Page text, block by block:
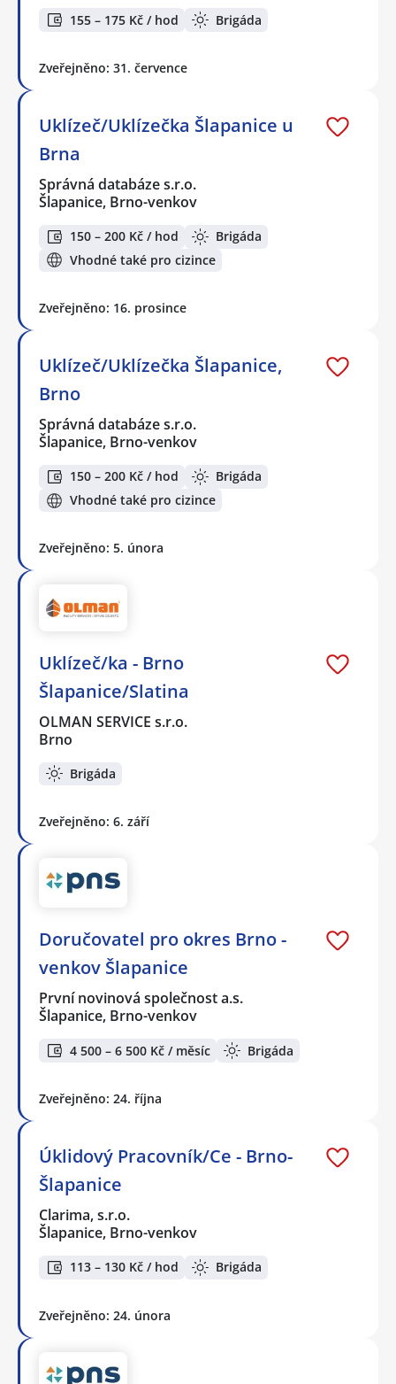
155 – 175 Kč / hod Brigáda
Zveřejněno: 31. července
Uklízeč/Uklízečka Šlapanice u
Brna
Správná databáze s.r.o.
Šlapanice, Brno-venkov
150 – 200 Kč / hod
Brigáda
Vhodné také pro cizince
Zveřejněno: 16. prosince
Uklízeč/Uklízečka Šlapanice,
Brno
Správná databáze s.r.o.
Šlapanice, Brno-venkov
150 – 200 Kč / hod
Brigáda
Vhodné také pro cizince
Zveřejněno: 5. února
Uklízeč/ka - Brno
Šlapanice/Slatina
OLMAN SERVICE s.r.o.
Brno
Brigáda
Zveřejněno: 6. září
Doručovatel pro okres Brno -
venkov Šlapanice
První novinová společnost a.s.
Šlapanice, Brno-venkov
4 500 – 6 500 Kč / měsíc Brigáda
Zveřejněno: 24. října
Úklidový Pracovník/Ce - Brno-
Šlapanice
Clarima, s.r.o.
Šlapanice, Brno-venkov
113 – 130 Kč / hod Brigáda
Zveřejněno: 24. února